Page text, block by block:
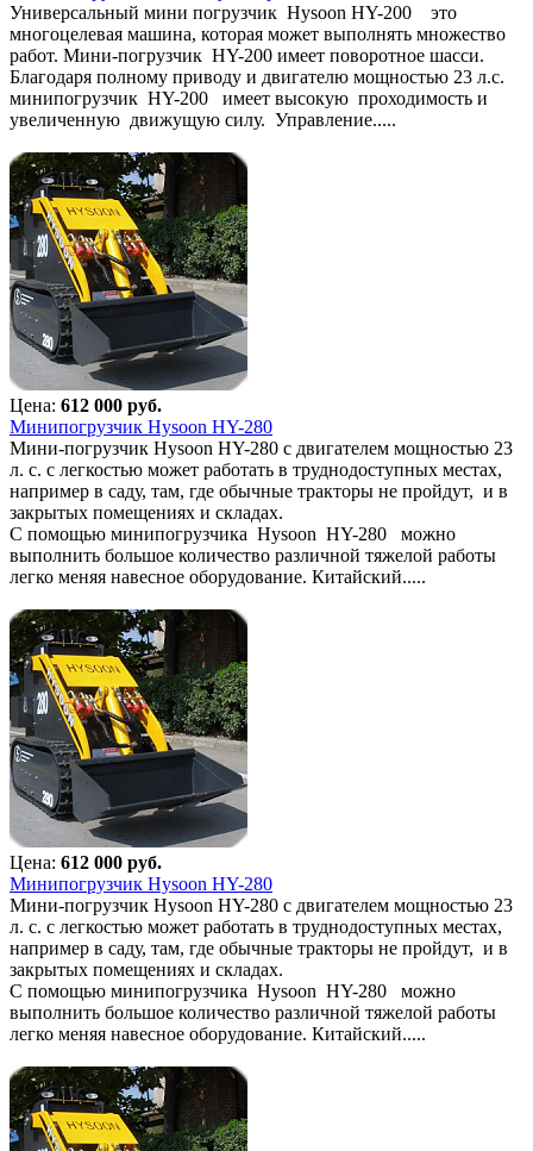
Универсальный мини погрузчик Hysoon HY-200 это
многоцелевая машина, которая может выполнять множество
работ. Мини-погрузчик HY-200 имеет поворотное шасси.
Благодаря полному приводу и двигателю мощностью 23 л.с.
минипогрузчик HY-200 имеет высокую проходимость и
увеличенную движущую силу. Управление.....
Цена: 612 000 руб.
Минипогрузчик Hysoon HY-280
Мини-погрузчик Hysoon HY-280 с двигателем мощностью 23
л. с. с легкостью может работать в труднодоступных местах,
например в саду, там, где обычные тракторы не пройдут, и в
закрытых помещениях и складах.
С помощью минипогрузчика Hysoon HY-280 можно
выполнить большое количество различной тяжелой работы
легко меняя навесное оборудование. Китайский.....
Цена: 612 000 руб.
Минипогрузчик Hysoon HY-280
Мини-погрузчик Hysoon HY-280 с двигателем мощностью 23
л. с. с легкостью может работать в труднодоступных местах,
например в саду, там, где обычные тракторы не пройдут, и в
закрытых помещениях и складах.
С помощью минипогрузчика Hysoon HY-280 можно
выполнить большое количество различной тяжелой работы
легко меняя навесное оборудование. Китайский.....